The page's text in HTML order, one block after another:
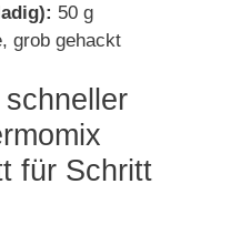
50 g
grob gehackt
für Schritt